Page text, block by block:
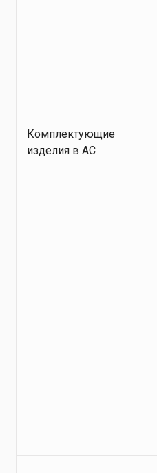
Комплектующие
изделия в АС